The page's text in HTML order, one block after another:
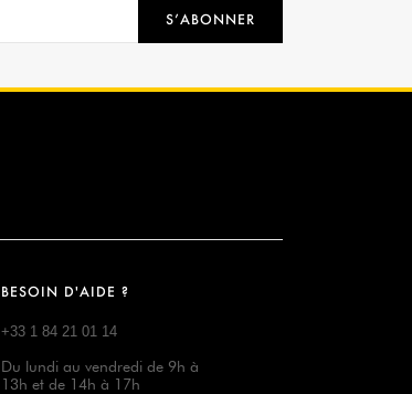
S’ABONNER
BESOIN D'AIDE ?
+33 1 84 21 01 14
Du lundi au vendredi de 9h à
13h et de 14h à 17h